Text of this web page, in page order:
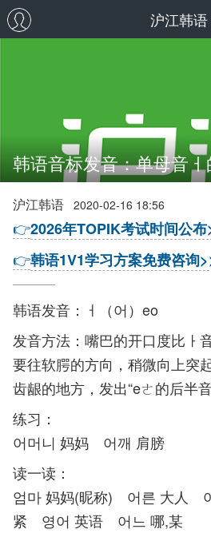
沪江韩语
韩语音标发音：单母音
沪江韩语 2020-02-16 18:56
👉2026年TOPIK考试时间公布
👉韩语1V1学习方案免费咨询
韩语发音：ㅓ（어）eo
发音方法：嘴巴的开口度比ㅏ
要往软腭的方向，稍微向上突
齿龈的地方，发出“eㄜ的后半
练习：
어머니 妈妈 어깨 肩膀
读一读：
엄마 妈妈(昵称) 어른 大人
紧 영어 英语 어느 哪,某